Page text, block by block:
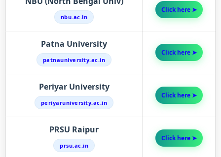
nbu.ac.in
Click here ➤
Patna University
patnauniversity.ac.in
Click here ➤
Periyar University
periyaruniversity.ac.in
Click here ➤
PRSU Raipur
prsu.ac.in
Click here ➤